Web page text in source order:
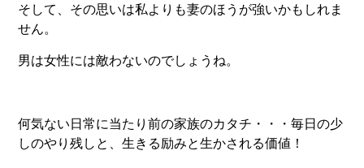
そして、その思いは私よりも妻のほうが強いかもしれま
せん。
男は女性には敵わないのでしょうね。
何気ない日常に当たり前の家族のカタチ・・・毎日の少
しのやり残しと、生きる励みと生かされる価値！